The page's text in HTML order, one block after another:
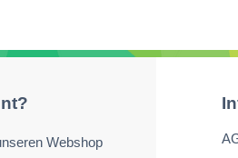
Webshop